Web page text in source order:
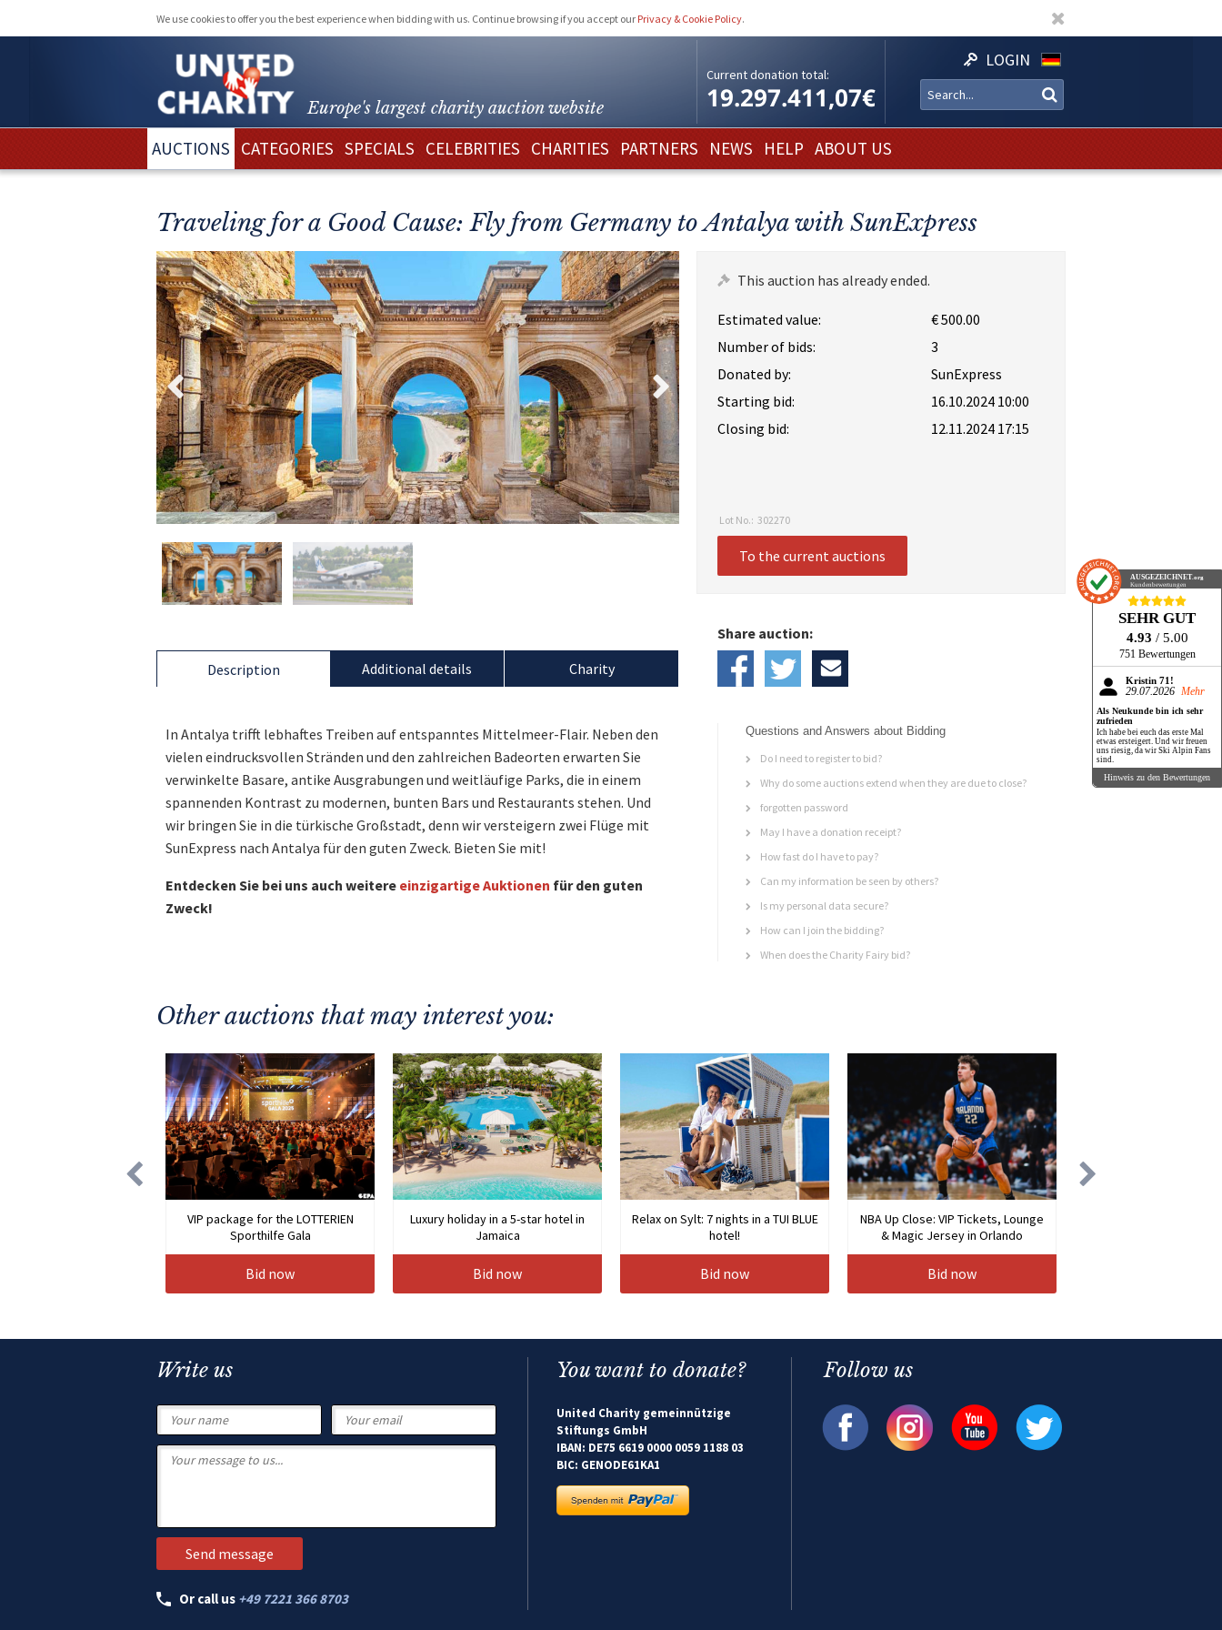
We use cookies to offer you the best experience when bidding with us. Continue browsing if you accept our Privacy & Cookie Policy.
Europe's largest charity auction website
Current donation total:
19.297.411,07€
LOGIN
AUCTIONS CATEGORIES SPECIALS CELEBRITIES CHARITIES PARTNERS NEWS HELP ABOUT US
Traveling for a Good Cause: Fly from Germany to Antalya with SunExpress
This auction has already ended.
Estimated value:
€ 500.00
Number of bids:
3
Donated by:
SunExpress
Starting bid:
16.10.2024 10:00
Closing bid:
12.11.2024 17:15
Lot No.: 302270
To the current auctions
Description
In Antalya trifft lebhaftes Treiben auf entspanntes Mittelmeer-Flair. Neben den
vielen eindrucksvollen Stränden und den zahlreichen Badeorten erwarten Sie
verwinkelte Basare, antike Ausgrabungen und weitläufige Parks, die in einem
spannenden Kontrast zu modernen, bunten Bars und Restaurants stehen. Und
wir bringen Sie in die türkische Großstadt, denn wir versteigern zwei Flüge mit
SunExpress nach Antalya für den guten Zweck. Bieten Sie mit!
Entdecken Sie bei uns auch weitere einzigartige Auktionen für den guten
Zweck!
Additional details Charity
Share auction:
Questions and Answers about Bidding
Do I need to register to bid?
Why do some auctions extend when they are due to close?
forgotten password
May I have a donation receipt?
How fast do I have to pay?
Can my information be seen by others?
Is my personal data secure?
How can I join the bidding?
When does the Charity Fairy bid?
Other auctions that may interest you:
VIP package for the LOTTERIEN
Sporthilfe Gala
Bid now
Luxury holiday in a 5-star hotel in
Jamaica
Bid now
Relax on Sylt: 7 nights in a TUI BLUE
hotel!
Bid now
NBA Up Close: VIP Tickets, Lounge
& Magic Jersey in Orlando
Bid now
Write us
Or call us +49 7221 366 8703
You want to donate?
United Charity gemeinnützige
Stiftungs GmbH
IBAN: DE75 6619 0000 0059 1188 03
BIC: GENODE61KA1
Follow us
AUSGEZEICHNET.org
Kundenbewertungen
SEHR GUT
4.93 / 5.00
751 Bewertungen
Kristin 71!
29.07.2026 Mehr
Als Neukunde bin ich sehr
zufrieden
Ich habe bei euch das erste Mal
etwas ersteigert. Und wir freuen
uns riesig, da wir Ski Alpin Fans
sind.
Hinweis zu den Bewertungen